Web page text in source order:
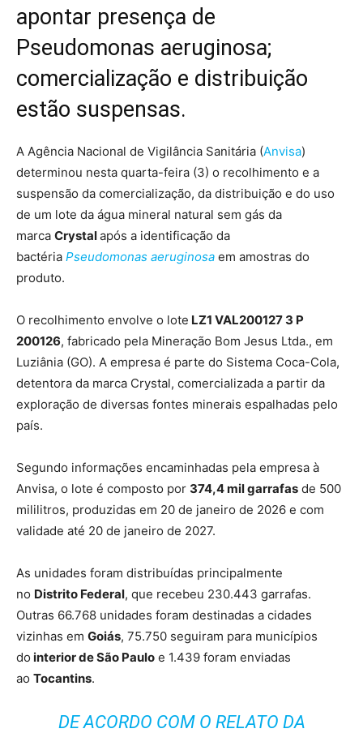
apontar presença de
Pseudomonas aeruginosa;
comercialização e distribuição
estão suspensas.
A Agência Nacional de Vigilância Sanitária (Anvisa)
determinou nesta quarta-feira (3) o recolhimento e a
suspensão da comercialização, da distribuição e do uso
de um lote da água mineral natural sem gás da
marca Crystalapós a identificação da
bactéria Pseudomonas aeruginosa em amostras do
produto.
O recolhimento envolve o lote LZ1 VAL200127 3 P
200126, fabricado pela Mineração Bom Jesus Ltda., em
Luziânia (GO). A empresa é parte do Sistema Coca-Cola,
detentora da marca Crystal, comercializada a partir da
exploração de diversas fontes minerais espalhadas pelo
país.
Segundo informações encaminhadas pela empresa à
Anvisa, o lote é composto por 374,4 mil garrafas de 500
mililitros, produzidas em 20 de janeiro de 2026 e com
validade até 20 de janeiro de 2027.
As unidades foram distribuídas principalmente
no Distrito Federal, que recebeu 230.443 garrafas.
Outras 66.768 unidades foram destinadas a cidades
vizinhas em Goiás, 75.750 seguiram para municípios
do interior de São Paulo e 1.439 foram enviadas
ao Tocantins.
DE ACORDO COM O RELATO DA